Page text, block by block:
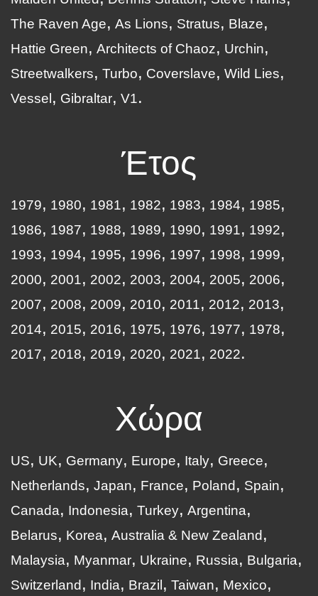
The Raven Age
As Lions Stratus
Blaze
Hattie Green
Architects of Chaoz
Urchin
Streetwalkers
Turbo Coverslave
Wild Lies
Vessel
Gibraltar V1
Έτος
1979 1980 1981 1982 1983 1984
1985
1986
1987 1988 1989 1990 1991
1992
1993
1994 1995 1996 1997 1998
1999
2000
2001 2002 2003 2004 2005
2006
2007
2008 2009 2010 2011 2012
2013
2014
2015 2016 1975 1976 1977
1978
2017
2018 2019 2020 2021 2022
Χώρα
US UK Germany Europe Italy
Greece
Netherlands
Japan France Poland
Spain
Canada
Indonesia Turkey Argentina
Belarus
Korea
Australia & New Zealand
Malaysia
Myanmar Ukraine Russia
Bulgaria
Switzerland
India Brazil Taiwan Mexico